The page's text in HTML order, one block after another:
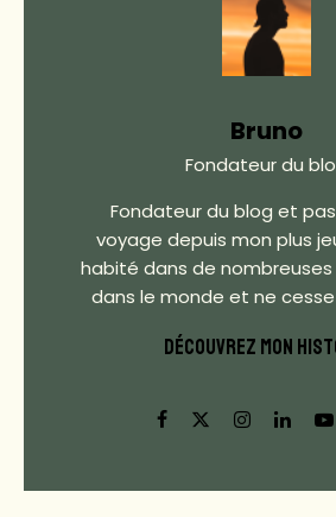
Bruno
Fondateur du
Fondateur du blog et
voyage depuis mon plus
habité dans de
dans le monde et ne
DÉCOUVREZ MON